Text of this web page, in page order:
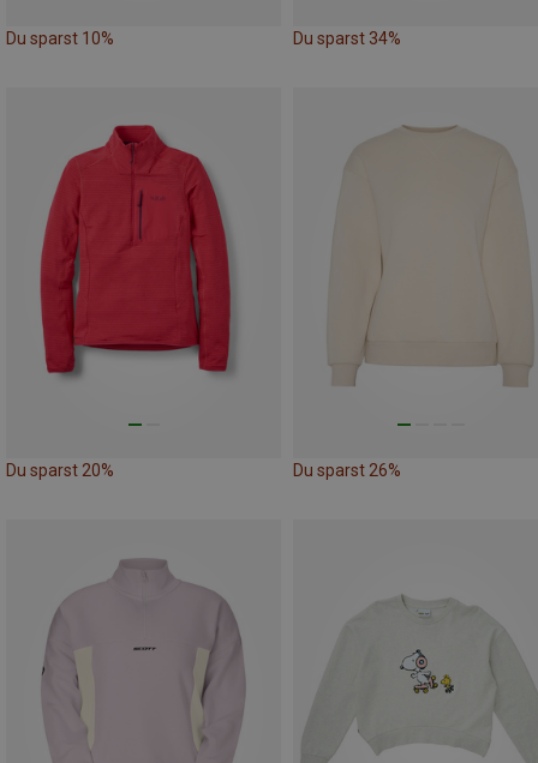
Du sparst 10% Du sparst 34%
Du sparst 20% Du sparst 26%